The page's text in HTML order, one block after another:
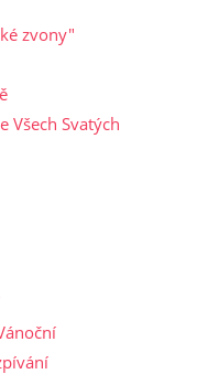
zvony"
Všech Svatých